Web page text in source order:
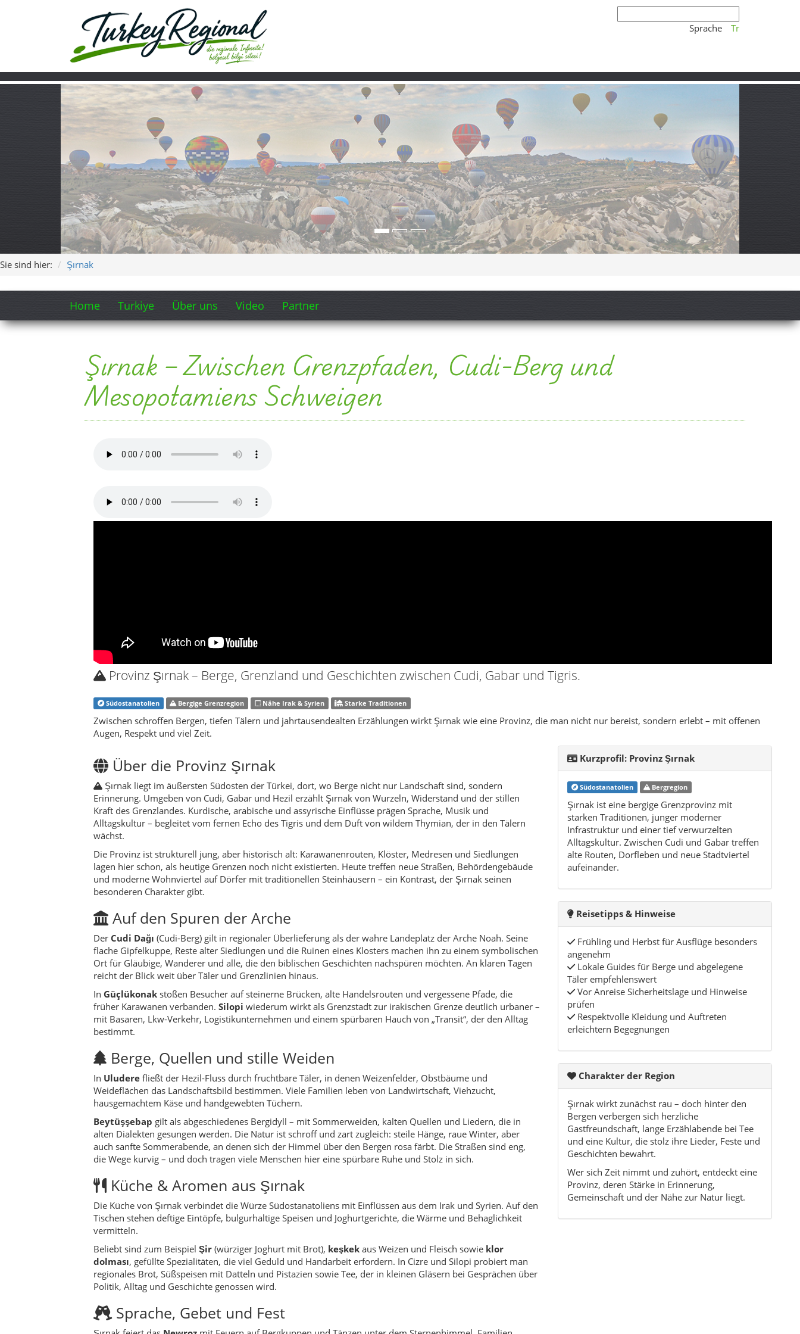
Sprache Tr
Şırnak
Home Turkiye Über uns Video
Şırnak – Zwischen Grenzpfaden, Cudi-Berg und
Mesopotamiens Schweigen
Provinz Şırnak – Berge, Grenzland und Geschichten zwischen Cudi, Gabar und Tigris.
Kraft des Grenzlandes. Kurdische, arabische und assyrische Einflüsse prägen Sprache, Musik und
Alltagskultur – begleitet vom fernen Echo des Tigris und dem Duft von wildem Thymian, der in den Tälern
wächst.
Die Provinz ist strukturell jung, aber historisch alt: Karawanenrouten, Klöster, Medresen und Siedlungen
lagen hier schon, als heutige Grenzen noch nicht existierten. Heute treffen neue Straßen, Behördengebäude
und moderne Wohnviertel auf Dörfer mit traditionellen Steinhäusern – ein Kontrast, der Şırnak seinen
besonderen Charakter gibt.
Der Cudi Dağı(Cudi-Berg) gilt in regionaler Überlieferung als der wahre Landeplatz der Arche Noah. Seine
flache Gipfelkuppe, Reste alter Siedlungen und die Ruinen eines Klosters machen ihn zu einem symbolischen
Ort für Gläubige, Wanderer und alle, die den biblischen Geschichten nachspüren möchten. An klaren Tagen
reicht der Blick weit über Täler und Grenzlinien hinaus.
InGüçlükonakstoßen Besucher auf steinerne Brücken, alte Handelsrouten und vergessene Pfade, die
früher Karawanen verbanden.
mit Basaren, Lkw-Verkehr, Logistikunternehmen und einem spürbaren Hauch von „Transit“, der den Alltag
bestimmt.
Berge, Quellen und stille Weiden
In
Weideflächen das Landschaftsbild bestimmen. Viele Familien leben von Landwirtschaft, Viehzucht,
hausgemachtem Käse und handgewebten Tüchern.
Beytüşşebapgilt als abgeschiedenes Bergidyll – mit Sommerweiden, kalten Quellen und Liedern, die in
alten Dialekten gesungen werden. Die Natur ist schroff und zart zugleich: steile Hänge, raue Winter, aber
auch sanfte Sommerabende, an denen sich der Himmel über den Bergen rosa färbt. Die Straßen sind eng,
die Wege kurvig – und doch tragen viele Menschen hier eine spürbare Ruhe und Stolz in sich.
Küche & Aromen aus Şırnak
Die Küche von Şırnak verbindet die Würze Südostanatoliens mit Einflüssen aus dem Irak und Syrien. Auf den
Tischen stehen deftige Eintöpfe, bulgurhaltige Speisen und Joghurtgerichte, die Wärme und Behaglichkeit
vermitteln.
Beliebt sind zum BeispielŞir(würziger Joghurt mit Brot),keşkek aus Weizen und Fleisch sowieklor
dolması, gefüllte Spezialitäten, die viel Geduld und Handarbeit erfordern. In Cizre und Silopi probiert man
regionales Brot, Süßspeisen mit Datteln und Pistazien sowie Tee, der in kleinen Gläsern bei Gesprächen über
Politik, Alltag und Geschichte genossen wird.
Sprache, Gebet und Fest
Şırnak feiert dasNewrozmit Feuern auf Bergkuppen und Tänzen unter dem Sternenhimmel. Familien
ziehen farbenfrohe Kleidung an, Trommel und Zurna geben den Takt vor, Kinder spielen zwischen den
Feuern. Für viele Menschen ist Newroz nicht nur Frühlingsfest, sondern Symbol für Hoffnung, Neubeginn
und kulturelle Identität.
InCizre , der kulturellen Hauptstadt der Provinz, erinnert man sich an Dichter und Denker wieAhmad-i
Xani, deren Werke bis heute rezitiert werden. Die
tiefer Symbolkraft. Zwischen Minaretten, Hausdächern und engen Gassen verschmelzen Gebetsruf,
Straßenlärm und Kinderstimmen zu einem unverwechselbaren Klangbild.
Wandertouren & Naturpfade
Für aktive Reisende bietet Şırnak zahlreiche Möglichkeiten: Wanderungen am
Flusses oder über die Sommerweiden beiBeytüşşebap
Seite. Abseits der Hauptstraßen erwarten Sie stille Picknickplätze, kleine Quellen und Aussichtspunkte, an
Alltagskultur. Zwischen Cudi und Gabar treffen
Reisetipps & Hinweise
Frühling und Herbst für Ausflüge besonders
angenehm
Lokale Guides für Berge und abgelegene
Täler empfehlenswert
Vor Anreise Sicherheitslage und Hinweise
prüfen
Respektvolle Kleidung und Auftreten
erleichtern Begegnungen
Charakter der Region
Bergen verbergen sich herzliche
Gastfreundschaft, lange Erzählabende bei Tee
und eine Kultur, die stolz ihre Lieder, Feste und
Geschichten bewahrt.
Wer sich Zeit nimmt und zuhört, entdeckt eine
Provinz, deren Stärke in Erinnerung,
Gemeinschaft und der Nähe zur Natur liegt.